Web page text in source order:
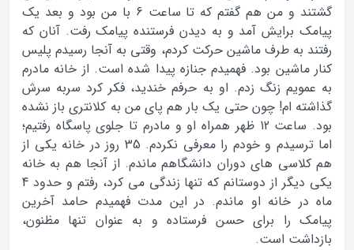
گشتند و من هم گفتم که تا ساعت 6 با من بود و بعد یک
پیامک برایش آمد و به دیدن فرستنده پیامک رفت. آنان که
رفتند به طرف ماشین حرکت کردم، وقتی به آنجا رسیدم پلیس
کنار ماشین بود. فهمیدم جنازه پیدا شده است. از خانه مادرم
به عمویم زنگ زدم. او به حرفم خندید، فکر کرد سربه سرش
گذاشته ام! چون حتی یک بار هم پای من به کلانتری باز نشده
بود. ساعت 12 ظهر همراه او و مادرم تا جلوی پاسگاه رفتیم؛
اما ترسیدم و خودم را معرفی نکردم. 35 روز در خانه یکی از
هم کلاسی های دوران دانشگاهم ماندم. از آنجا هم به خانه
یکی دیگر از دوستانم که تنها زندگی می کرد، رفتم و حدود 4
ماه در خانه او ماندم. در این مدت فهمیدم حامد آخرین
پیامک را برای حسن فرستاده و به عنوان تنها مظنون،
بازداشت است.